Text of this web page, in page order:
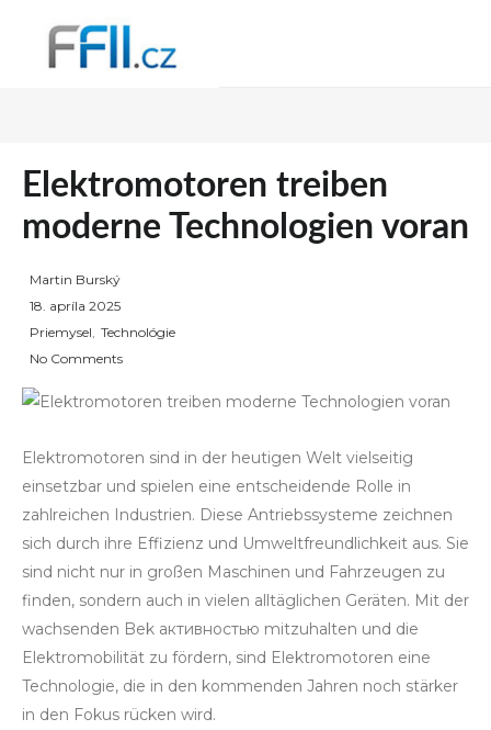
Elektromotoren treiben
moderne Technologien voran
Martin Burský
P
t
e
o
n
18. apríla 2025
Priemysel, Technológie
No Comments
Elektromotoren sind in der heutigen Welt vielseitig
einsetzbar und spielen eine entscheidende Rolle in
zahlreichen Industrien. Diese Antriebssysteme zeichnen
sich durch ihre Effizienz und Umweltfreundlichkeit aus. Sie
sind nicht nur in großen Maschinen und Fahrzeugen zu
finden, sondern auch in vielen alltäglichen Geräten. Mit der
wachsenden Bek активностью mitzuhalten und die
Elektromobilität zu fördern, sind Elektromotoren eine
Technologie, die in den kommenden Jahren noch stärker
in den Fokus rücken wird.